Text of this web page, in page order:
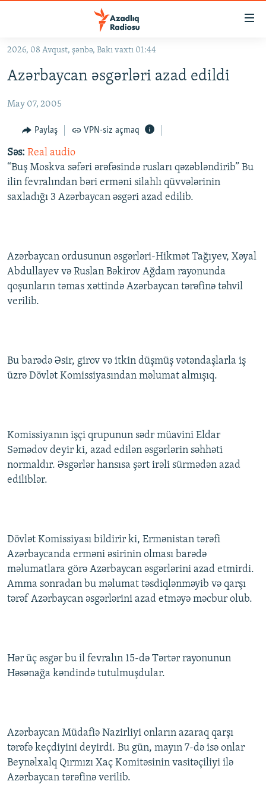
Əsas
qayıt
naviqasiyaya
Axtarışa
keç
KORRUPSIOMETR
#ƏSLINDƏ
FƏRQƏ BAX
QANUNI DOĞRU
ARAŞDIRMA
FOTOQALEREYA
İNFOQRAFIKA
KARIKATURA
OXU ZALI
AZƏRBAYCAN ƏDƏBIYYATI KITABXANASI
İSLAM VƏ DEMOKRATIYA
HAQQIMIZDA
MISSIYAMIZ
PEŞƏ ETIKASI VƏ JURNALISTIKA STANDARTLARIMIZ
BIZIMLƏ ƏLAQƏ
BIZI IZLƏ
2026, 08 Avqust, şənbə, Bakı vaxtı 01:44
Azərbaycan əsgərləri azad edildi
May 07, 2005
Paylaş VPN-siz açmaq
Səs: Real audio
“Buş Moskva səfəri ərəfəsində rusları qəzəbləndirib” Bu
ilin fevralından bəri erməni silahlı qüvvələrinin
saxladığı 3 Azərbaycan əsgəri azad edilib.
Azərbaycan ordusunun əsgərləri-Hikmət Tağıyev, Xəyal
Abdullayev və Ruslan Bəkirov Ağdam rayonunda
qoşunların təmas xəttində Azərbaycan tərəfinə təhvil
verilib.
Bu barədə Əsir, girov və itkin düşmüş vətəndaşlarla iş
üzrə Dövlət Komissiyasından məlumat almışıq.
Komissiyanın işçi qrupunun sədr müavini Eldar
Səmədov deyir ki, azad edilən əsgərlərin səhhəti
normaldır. Əsgərlər hansısa şərt irəli sürmədən azad
ediliblər.
Dövlət Komissiyası bildirir ki, Ermənistan tərəfi
Azərbaycanda erməni əsirinin olması barədə
məlumatlara görə Azərbaycan əsgərlərini azad etmirdi.
Amma sonradan bu məlumat təsdiqlənməyib və qarşı
tərəf Azərbaycan əsgərlərini azad etməyə məcbur olub.
Hər üç əsgər bu il fevralın 15-də Tərtər rayonunun
Həsənağa kəndində tutulmuşdular.
Azərbaycan Müdafiə Nazirliyi onların azaraq qarşı
tərəfə keçdiyini deyirdi. Bu gün, mayın 7-də isə onlar
Beynəlxalq Qırmızı Xaç Komitəsinin vasitəçiliyi ilə
Azərbaycan tərəfinə verilib.